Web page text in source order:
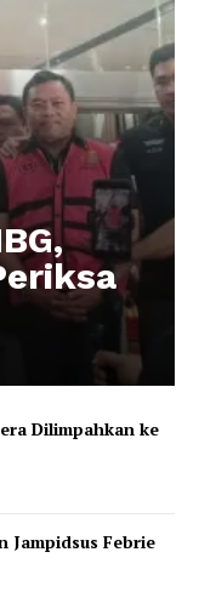
Dilimpahkan ke
Jampidsus Febrie